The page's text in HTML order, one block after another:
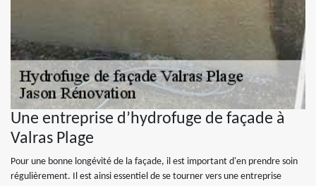
Une entreprise d’hydrofuge de façade à
Valras Plage
Pour une bonne longévité de la façade, il est important d'en prendre soin
régulièrement. Il est ainsi essentiel de se tourner vers une entreprise